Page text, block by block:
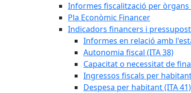
Informes fiscalització per òrgans
Pla Econòmic Financer
Indicadors financers i
Informes en relació amb
Autonomia fiscal (ITA 38)
Capacitat o necessitat de
Ingressos fiscals per
Despesa per habitant (ITA 41)